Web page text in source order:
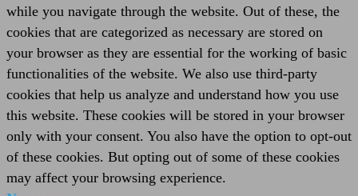
while you navigate through the website. Out of these, the
cookies that are categorized as necessary are stored on
your browser as they are essential for the working of basic
functionalities of the website. We also use third-party
cookies that help us analyze and understand how you use
this website. These cookies will be stored in your browser
only with your consent. You also have the option to opt-out
of these cookies. But opting out of some of these cookies
may affect your browsing experience.